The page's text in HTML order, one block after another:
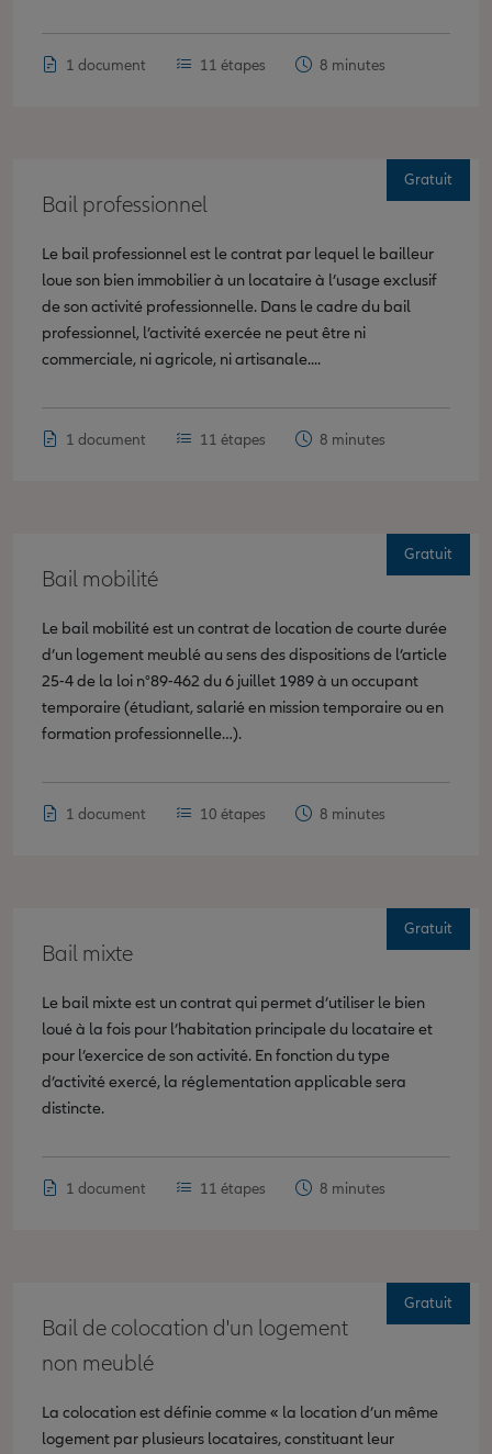
1 document 11 étapes 8 minutes
Bail professionnel
Le bail professionnel est le contrat par lequel le bailleur
loue son bien immobilier à un locataire à l’usage exclusif
de son activité professionnelle. Dans le cadre du bail
professionnel, l’activité exercée ne peut être ni
commerciale, ni agricole, ni artisanale....
1 document 11 étapes 8 minutes
Gratuit
Bail mobilité
Le bail mobilité est un contrat de location de courte durée
d’un logement meublé au sens des dispositions de l’article
25-4 de la loi n°89-462 du 6 juillet 1989 à un occupant
temporaire (étudiant, salarié en mission temporaire ou en
formation professionnelle…).
1 document 10 étapes 8 minutes
Gratuit
Bail mixte
Le bail mixte est un contrat qui permet d’utiliser le bien
loué à la fois pour l’habitation principale du locataire et
pour l’exercice de son activité. En fonction du type
d’activité exercé, la réglementation applicable sera
distincte.
1 document 11 étapes 8 minutes
Gratuit
Bail de colocation d'un logement
non meublé
La colocation est définie comme « la location d’un même
logement par plusieurs locataires, constituant leur
Gratuit